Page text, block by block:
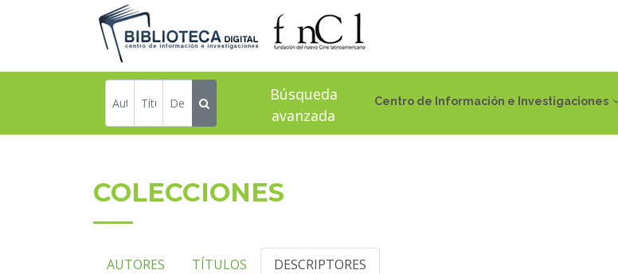
Centro de Información e Investigaciones
Búsqueda
avanzada
COLECCIONES
AUTORES TÍTULOS DESCRIPTORES